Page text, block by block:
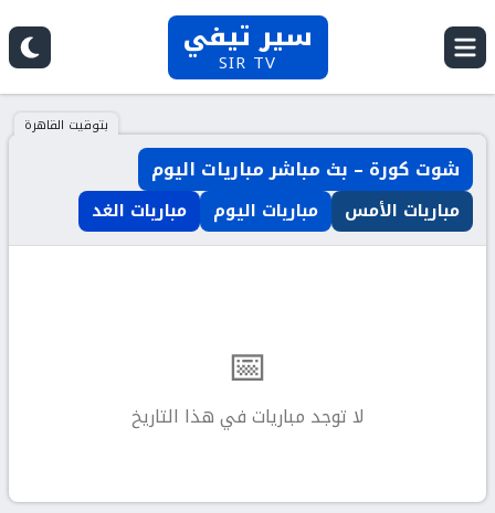
سير تيفي
SIR TV
بتوقيت القاهرة
شوت كورة – بث مباشر مباريات اليوم
مباريات الأمس مباريات اليوم مباريات الغد
📅
لا توجد مباريات في هذا التاريخ